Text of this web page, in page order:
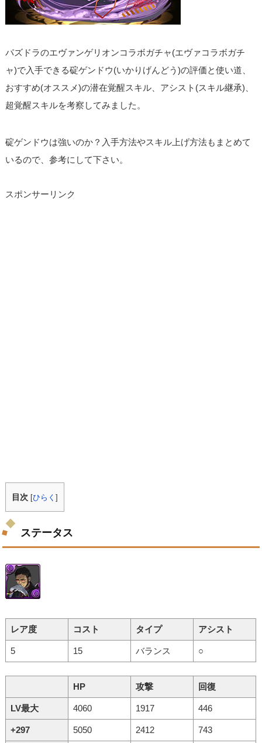
パズドラのエヴァンゲリオンコラボガチャ(エヴァコラボガチ
ャ)で入手できる碇ゲンドウ(いかりげんどう)の評価と使い道、
おすすめ(オススメ)の潜在覚醒スキル、アシスト(スキル継承)、
超覚醒スキルを考察してみました。
碇ゲンドウは強いのか？入手方法やスキル上げ方法もまとめて
いるので、参考にして下さい。
スポンサーリンク
目次 [ひらく]
ステータス
レア度 コスト タイプ アシスト
5 15 バランス ○
HP 攻撃 回復
LV最大 4060 1917 446
+297 5050 2412 743